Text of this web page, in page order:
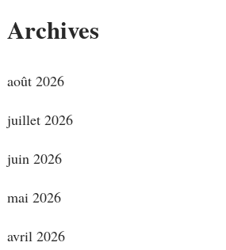
Archives
août 2026
juillet 2026
juin 2026
mai 2026
avril 2026